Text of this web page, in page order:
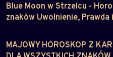
Blue Moon w Strzelcu -
znaków Uwolnienie, Prawda
MAJOWY HOROSKOP Z